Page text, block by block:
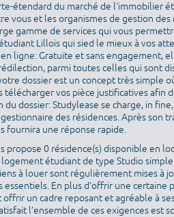
étendard du marché de l'immobilier
vous et les organismes de gestion
gamme de services qui vous
Lillois qui sied le mieux à vos
ligne: Gratuite et sans engagement,
parmi toutes celles qui sont
dossier est un concept très simple
vos pièce justificatives afin
du dossier: Studylease se charge, in
des résidences. Après son
fournira une réponse rapide.
propose 0 résidence(s) disponible en
logement étudiant de type Studio
à louer sont régulièrement mises à
essentiels. En plus d’offrir une certaine
un cadre reposant et agréable à
l’ensemble de ces exigences est